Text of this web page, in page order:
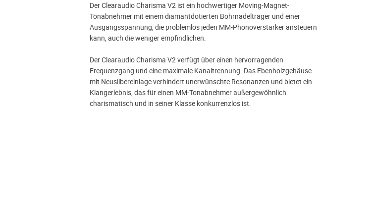
Der Clearaudio Charisma V2 ist ein hochwertiger Moving-Magnet-
Tonabnehmer mit einem diamantdotierten Bohrnadelträger und einer
Ausgangsspannung, die problemlos jeden MM-Phonoverstärker ansteuern
kann, auch die weniger empfindlichen.
Der Clearaudio Charisma V2 verfügt über einen hervorragenden
Frequenzgang und eine maximale Kanaltrennung. Das Ebenholzgehäuse
mit Neusilbereinlage verhindert unerwünschte Resonanzen und bietet ein
Klangerlebnis, das für einen MM-Tonabnehmer außergewöhnlich
charismatisch und in seiner Klasse konkurrenzlos ist.